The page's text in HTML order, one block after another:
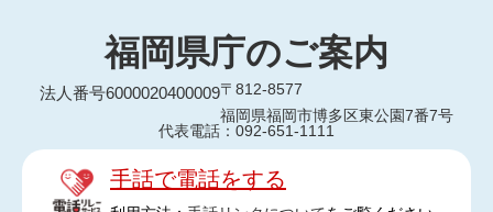
福岡県庁のご案内
法人番号6000020400009〒812-8577
福岡県福岡市博多区東公園7番7号
代表電話：092-651-1111
手話で電話をする